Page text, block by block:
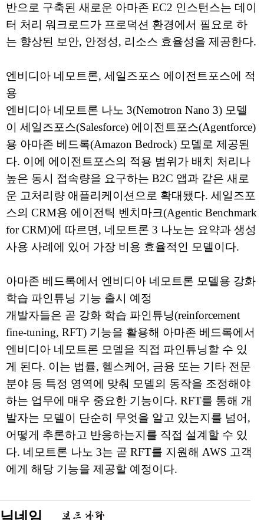
반으로 구축된 새로운 아마존 EC2 인스턴스는 데이
터 처리 워크로드가 프로덕션 환경에서 필요로 하
는 향상된 보안, 안정성, 리소스 효율성을 제공한다.
엔비디아 네모트론, 세일즈포스 에이전트포스에 적
용
엔비디아 네모트론 나노 3(Nemotron Nano 3) 모델
이 세일즈포스(Salesforce) 에이전트포스(Agentforce)
용 아마존 베드록(Amazon Bedrock) 모델로 제공된
다. 이에 에이전트포스의 적용 범위가 배치 처리나
높은 동시 접속량을 요구하는 B2C 앱과 같은 새로
운 고처리량 애플리케이션으로 확대됐다. 세일즈포
스의 CRM용 에이전틱 벤치마크(Agentic Benchmark
for CRM)에 따르면, 네모트론 3 나노는 요약과 생성
사용 사례에 있어 가장 비용 효율적인 모델이다.
아마존 베드록에서 엔비디아 네모트론 모델용 강화
학습 파인튜닝 기능 출시 예정
개발자들은 곧 강화 학습 파인튜닝(reinforcement
fine-tuning, RFT) 기능을 활용해 아마존 베드록에서
엔비디아 네모트론 모델을 직접 파인튜닝할 수 있
게 된다. 이는 법률, 헬스케어, 금융 또는 기타 전문
분야 등 특정 영역에 맞춰 모델의 동작을 조정해야
하는 업무에 매우 중요한 기능이다. RFT를 통해 개
발자는 모델이 단순히 무엇을 알고 있는지를 넘어,
어떻게 추론하고 반응하는지를 직접 설계할 수 있
다. 네모트론 나노 3는 곧 RFT를 지원해 AWS 고객
에게 해당 기능을 제공할 예정이다.
닉네임